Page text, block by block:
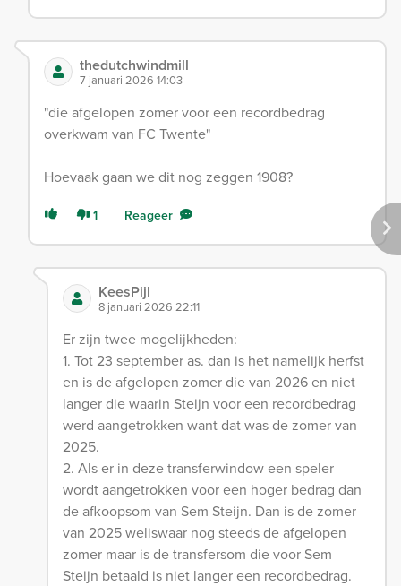
thedutchwindmill
7 januari 2026 14:03
"die afgelopen zomer voor een recordbedrag
overkwam van FC Twente"
Hoevaak gaan we dit nog zeggen 1908?
1 Reageer
KeesPijl
8 januari 2026 22:11
Er zijn twee mogelijkheden:
1. Tot 23 september as. dan is het namelijk herfst
en is de afgelopen zomer die van 2026 en niet
langer die waarin Steijn voor een recordbedrag
werd aangetrokken want dat was de zomer van
2025.
2. Als er in deze transferwindow een speler
wordt aangetrokken voor een hoger bedrag dan
de afkoopsom van Sem Steijn. Dan is de zomer
van 2025 weliswaar nog steeds de afgelopen
zomer maar is de transfersom die voor Sem
Steijn betaald is niet langer een recordbedrag.